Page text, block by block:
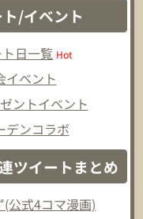
/イベント
日一覧 Hot
イベント
ントイベント
デンコラボ
ツイートまとめ
公式4コマ漫画)